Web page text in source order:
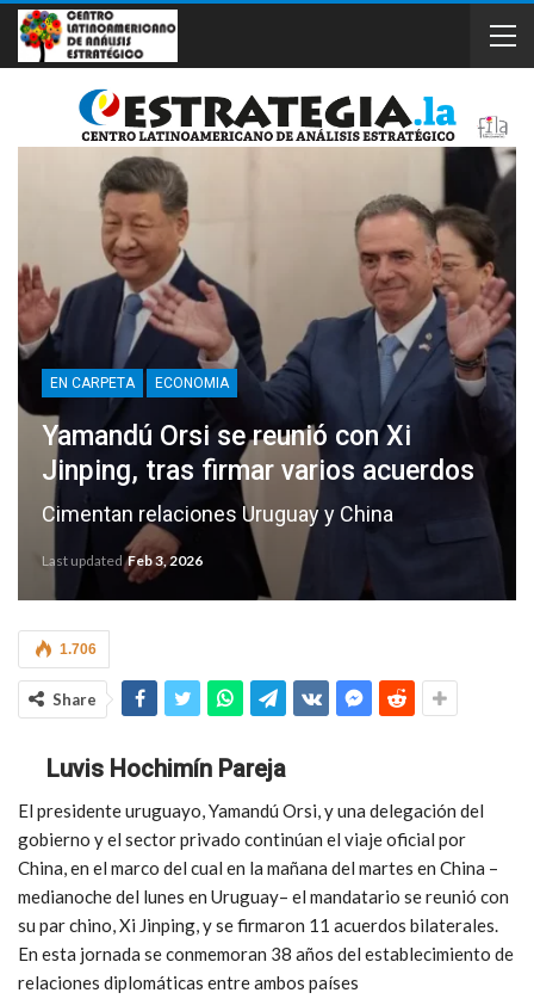
EN CARPETA ECONOMIA
Yamandú Orsi se reunió con Xi
Jinping, tras firmar varios acuerdos
Cimentan relaciones Uruguay y China
Last updatedFeb 3, 2026
1.706
Share
Luvis Hochimín Pareja
El presidente uruguayo, Yamandú Orsi, y una delegación del
gobierno y el sector privado continúan el viaje oficial por
China, en el marco del cual en la mañana del martes en China –
medianoche del lunes en Uruguay– el mandatario se reunió con
su par chino, Xi Jinping, y se firmaron 11 acuerdos bilaterales.
En esta jornada se conmemoran 38 años del establecimiento de
relaciones diplomáticas entre ambos países